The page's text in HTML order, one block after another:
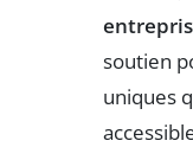
soutien
uniques